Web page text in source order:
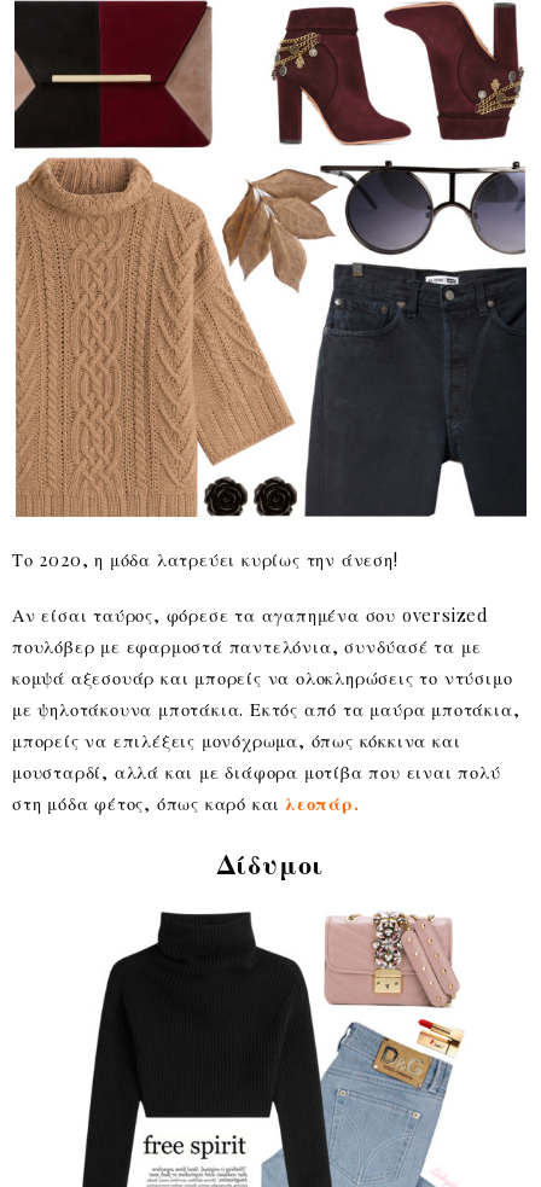
Το 2020, η μόδα λατρεύει κυρίως την άνεση!
Αν είσαι ταύρος, φόρεσε τα αγαπημένα σου oversized
πουλόβερ με εφαρμοστά παντελόνια, συνδύασέ τα με
κομψά αξεσουάρ και μπορείς να ολοκληρώσεις το ντύσιμο
με ψηλοτάκουνα μποτάκια. Εκτός από τα μαύρα μποτάκια,
μπορείς να επιλέξεις μονόχρωμα, όπως κόκκινα και
μουσταρδί, αλλά και με διάφορα μοτίβα που ειναι πολύ
στη μόδα φέτος, όπως καρό και λεοπάρ.
Δίδυμοι